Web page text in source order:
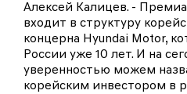
Алексей Калицев. -
входит в структуру
концерна Hyundai Motor,
России уже 10 лет. И на
уверенностью можем
корейским инвестором в